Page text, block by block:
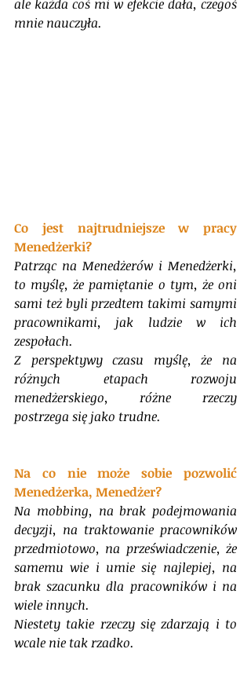
ale każda coś mi w efekcie dała, czegoś
mnie nauczyła.
Co jest najtrudniejsze w pracy
Menedżerki?
Patrząc na Menedżerów i Menedżerki,
to myślę, że pamiętanie o tym, że oni
sami też byli przedtem takimi samymi
pracownikami, jak ludzie w ich
zespołach.
Z perspektywy czasu myślę, że na
różnych etapach rozwoju
menedżerskiego, różne rzeczy
postrzega się jako trudne.
Na co nie może sobie pozwolić
Menedżerka, Menedżer?
Na mobbing, na brak podejmowania
decyzji, na traktowanie pracowników
przedmiotowo, na przeświadczenie, że
samemu wie i umie się najlepiej, na
brak szacunku dla pracowników i na
wiele innych.
Niestety takie rzeczy się zdarzają i to
wcale nie tak rzadko.